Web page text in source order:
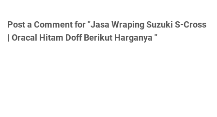
Post a Comment for "Jasa Wraping Suzuki S-Cross
| Oracal Hitam Doff Berikut Harganya "